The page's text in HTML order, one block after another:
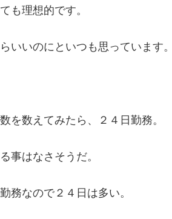
も理想的です。
いいのにといつも思っています。
を数えてみたら、２４日勤務。
事はなさそうだ。
務なので２４日は多い。